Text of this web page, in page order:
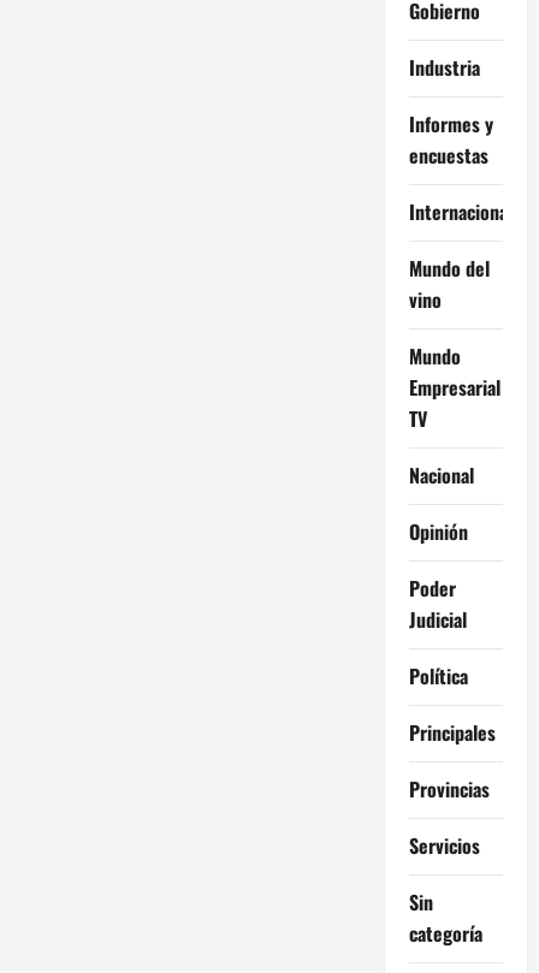
Gobierno
Industria
Informes y
encuestas
Internacional
Mundo del
vino
Mundo
Empresarial
TV
Nacional
Opinión
Poder
Judicial
Política
Principales
Provincias
Servicios
Sin
categoría